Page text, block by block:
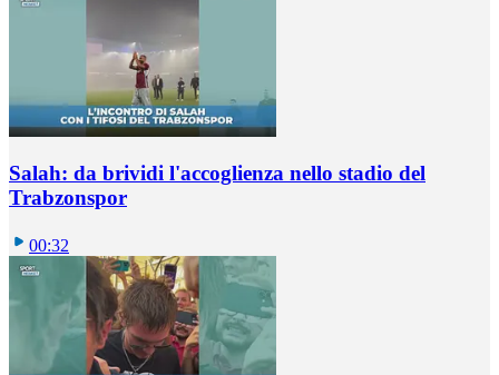
Salah: da brividi l'accoglienza nello stadio del
Trabzonspor
00:32